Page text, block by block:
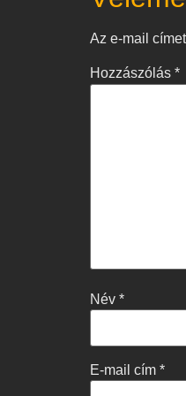
Az e-mail
Hozzászólás *
Név *
E-mail cím *